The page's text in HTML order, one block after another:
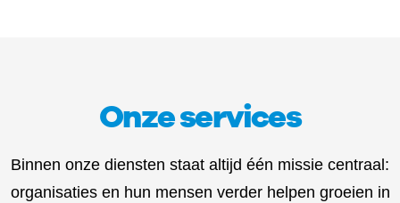
Onze services
Binnen onze diensten staat altijd één missie centraal:
organisaties en hun mensen verder helpen groeien in